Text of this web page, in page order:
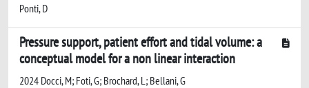
Ponti, D
Pressure support, patient effort and tidal volume: a
conceptual model for a non linear interaction
2024 Docci, M; Foti, G; Brochard, L; Bellani, G